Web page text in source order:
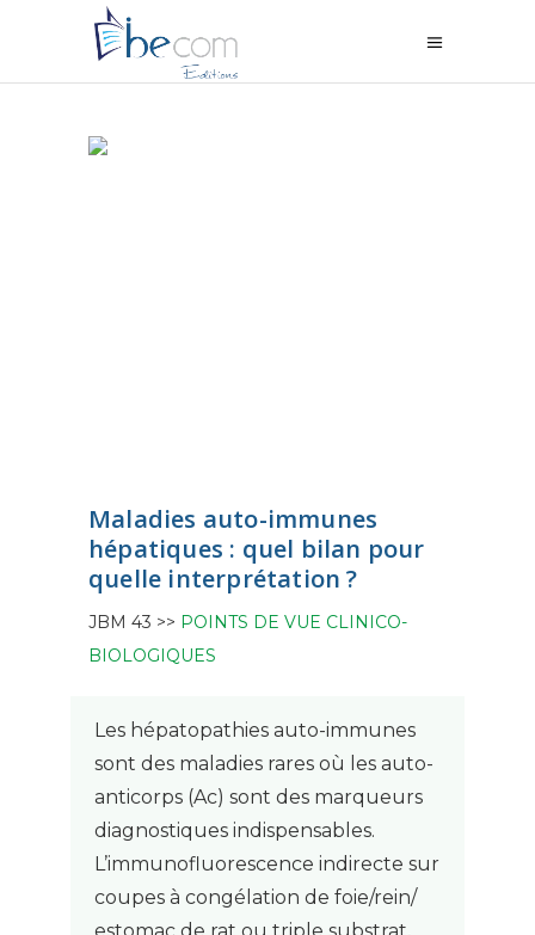
Maladies auto-immunes
hépatiques : quel bilan pour
quelle interprétation ?
JBM 43 >> POINTS DE VUE CLINICO-
BIOLOGIQUES
Les hépatopathies auto-immunes
sont des maladies rares où les auto-
anticorps (Ac) sont des marqueurs
diagnostiques indispensables.
L’immunofluorescence indirecte sur
coupes à congélation de foie/rein/